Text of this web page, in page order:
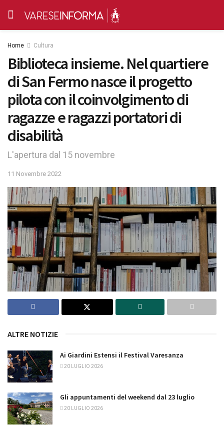
Home Cultura
Biblioteca insieme. Nel quartiere
di San Fermo nasce il progetto
pilota con il coinvolgimento di
ragazze e ragazzi portatori di
disabilità
L'apertura dal 15 novembre
11 Novembre 2022
ALTRE NOTIZIE
Ai Giardini Estensi il Festival Varesanza
20 LUGLIO 2026
Gli appuntamenti del weekend dal 23 luglio
20 LUGLIO 2026